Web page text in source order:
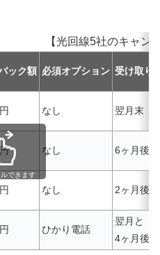
【光回線5社のキャン
ック額 必須オプション 受け取り
なし 翌月末
なし 6ヶ月後
なし 2ヶ月後
ひかり電話
翌月と
4ヶ月後
できます